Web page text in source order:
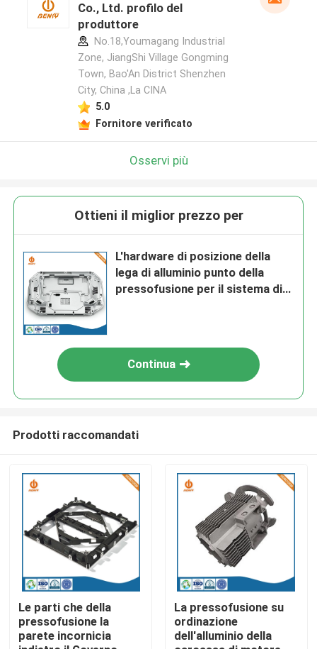
Casa
Prodotti
Chi siamo
Co., Ltd. profilo del
produttore
No.18,Youmagang Industrial
Zone, JiangShi Village Gongming
Town, Bao'An District Shenzhen
City, China ,La CINA
5.0
Fornitore verificato
Osservi più
Ottieni il miglior prezzo per
L'hardware di posizione della
lega di alluminio punto della
pressofusione per il sistema di
Continua
Prodotti raccomandati
Le parti che della
pressofusione la
parete incornicia
La pressofusione su
ordinazione
dell'alluminio della